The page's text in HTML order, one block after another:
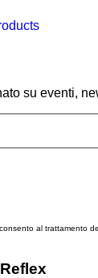
su eventi,
al trattamento